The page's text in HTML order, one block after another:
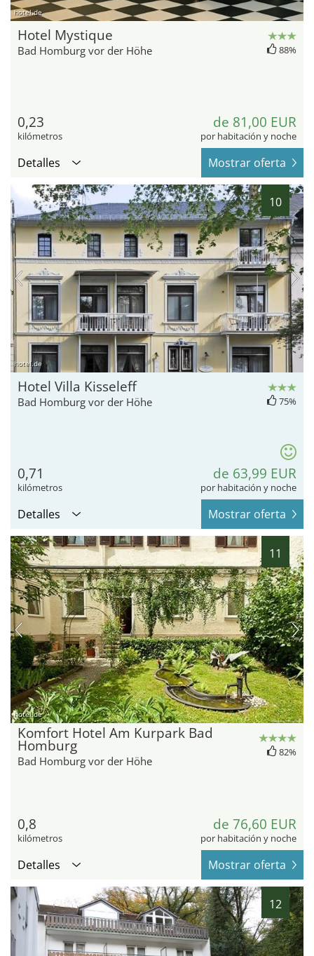
hotel.de
Hotel Mystique
Bad Homburg vor der Höhe 88%
0,23
kilómetros
de 81,00 EUR
por habitación y noche
Detalles Mostrar oferta
10
hotel.de
Hotel Villa Kisseleff
Bad Homburg vor der Höhe 75%
0,71
kilómetros
de 63,99 EUR
por habitación y noche
Detalles Mostrar oferta
11
hotel.de
Komfort Hotel Am Kurpark Bad
Homburg
Bad Homburg vor der Höhe
82%
0,8
kilómetros
de 76,60 EUR
por habitación y noche
Detalles Mostrar oferta
12